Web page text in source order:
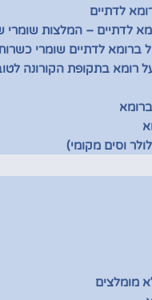
לדתיים
לדתיים – המלצות שומרי
ברומא לדתיים שומרי
ברומא
וסים מקומי)
מומלצים